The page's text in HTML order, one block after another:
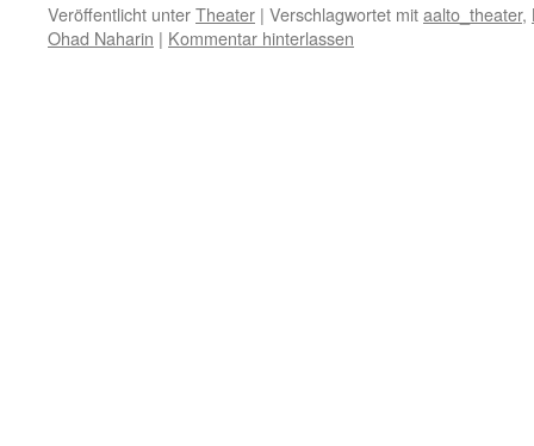
Veröffentlicht unterTheater | Verschlagwortet mitaalto_theater,
Ohad Naharin | Kommentar hinterlassen